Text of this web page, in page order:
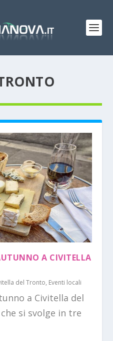
A CIVITELLA
del Tronto, Eventi locali
a Civitella del
si svolge in tre